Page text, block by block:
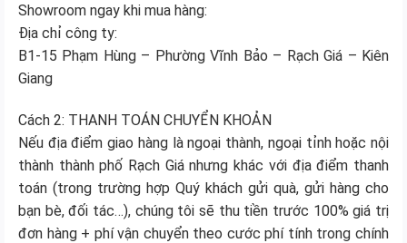
Showroom ngay khi mua hàng:
Địa chỉ công ty:
B1-15 Phạm Hùng – Phường Vĩnh Bảo – Rạch Giá – Kiên
Giang
Cách 2: THANH TOÁN CHUYỂN KHOẢN
Nếu địa điểm giao hàng là ngoại thành, ngoại tỉnh hoặc nội
thành thành phố Rạch Giá nhưng khác với địa điểm thanh
toán (trong trường hợp Quý khách gửi quà, gửi hàng cho
bạn bè, đối tác…), chúng tôi sẽ thu tiền trước 100% giá trị
đơn hàng + phí vận chuyển theo cước phí tính trong chính